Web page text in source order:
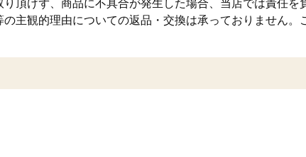
頂けず、商品に不具合が発生した場合、当店では責任を
主観的理由についての返品・交換は承っておりません。